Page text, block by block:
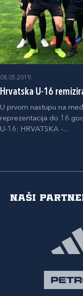
08.05.2019.
Hrvatska U-16
U prvom nastupu na
reprezentacija do 16
U-16: HRVATSKA -...
Naši